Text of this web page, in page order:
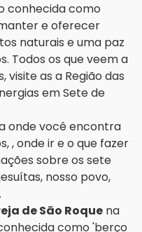
conhecida como
e oferecer
naturais e uma paz
Todos os que veem a
visite as a Região das
em Sete de
onde você encontra
, onde ir e o que fazer
sobre os sete
nosso povo,
de São Roque na
como 'berço